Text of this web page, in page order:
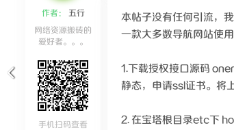
作者：
五行
网络资源搬砖的
爱好者。。。
手机扫码查看
本帖子没有任何引流，
一款大多数导航网站使
1.下载授权接口源码
静态，申请ssl证书。将
2. 在宝塔根目录etc下